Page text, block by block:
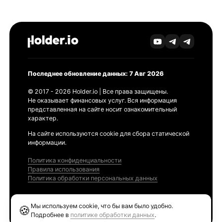
Последнее обновление данных: 7 Авг 2026
© 2017 - 2026 Holder.io | Все права защищены.
Не оказывает финансовых услуг. Вся информация
представленная на сайте носит ознакомительный
характер.
На сайте используются cookie для сбора статической
информации.
Политика конфиденциальности
Правила использования
Политика обработки персональных данных
🍪 Мы используем cookie, что бы вам было удобно.
Подробнее в политике обработки данных.
Ethereum GAS Tracker